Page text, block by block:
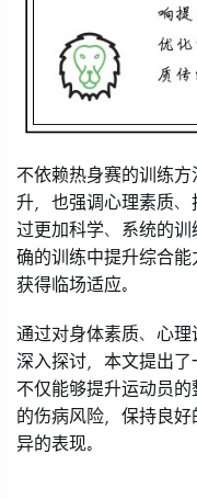
不依赖热身赛的训练
升，也强调心理素质
过更加科学、系统的
确的训练中提升综合
获得临场适应。
通过对身体素质、心
深入探讨，本文提出
不仅能够提升运动员
的伤病风险，保持良
异的表现。